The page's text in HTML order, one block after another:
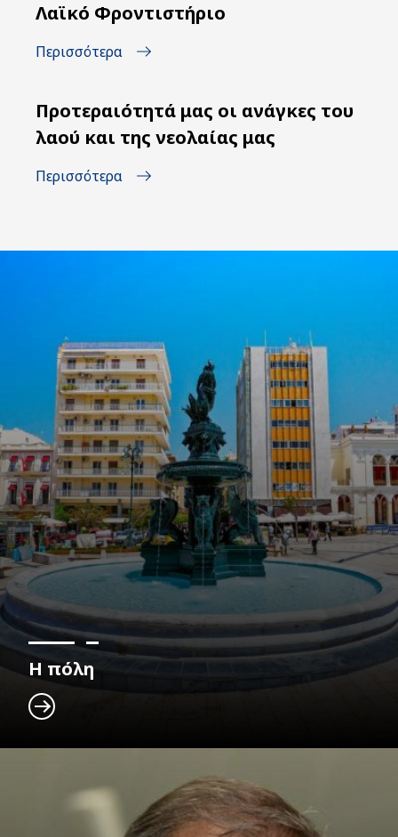
Λαϊκό Φροντιστήριο
Περισσότερα
Προτεραιότητά μας οι ανάγκες του
λαού και της νεολαίας μας
Περισσότερα
Η πόλη